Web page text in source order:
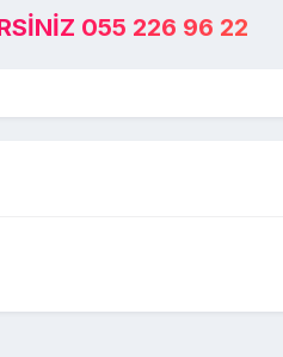
055 226 96 22